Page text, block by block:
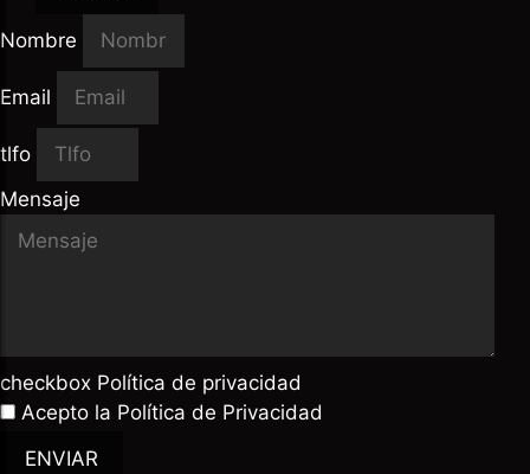
Nombre
Email
tlfo
Mensaje
checkbox Política de privacidad
Acepto la Política de Privacidad
ENVIAR